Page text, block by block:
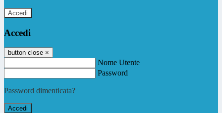
Accedi
Accedi
button close ×
Nome Utente
Password
Password dimenticata?